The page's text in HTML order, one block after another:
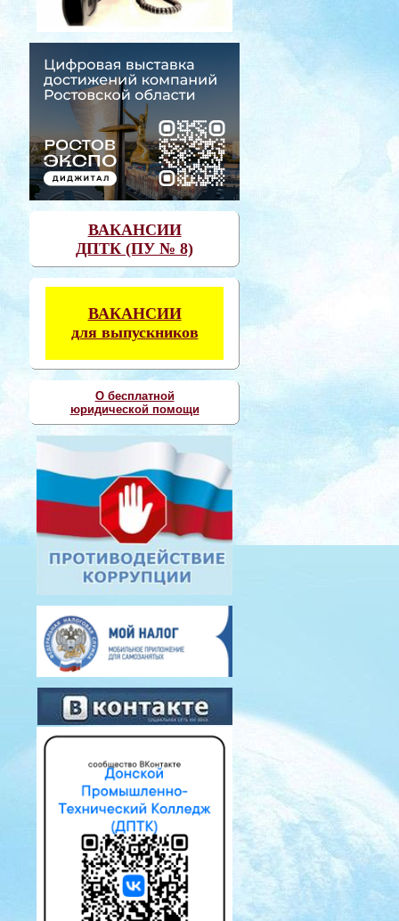
ВАКАНСИИ
ДПТК (ПУ № 8)
ВАКАНСИИ
для выпускников
О бесплатной
юридической помощи